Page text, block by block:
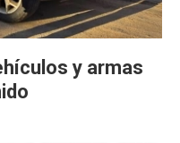
y armas